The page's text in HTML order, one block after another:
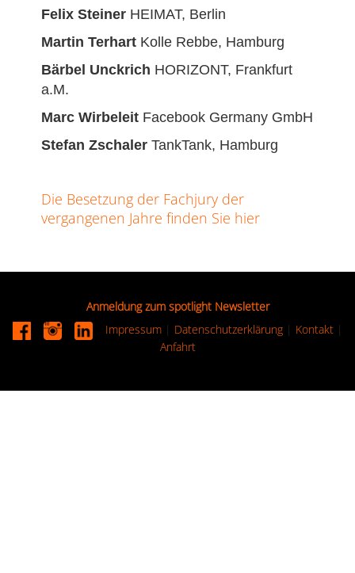
Felix Steiner HEIMAT, Berlin
Martin Terhart Kolle Rebbe, Hamburg
Bärbel Unckrich HORIZONT, Frankfurt
a.M.
Marc Wirbeleit Facebook Germany GmbH
Stefan Zschaler TankTank, Hamburg
Die Besetzung der Fachjury der
vergangenen Jahre finden Sie hier
Anmeldung zum spotlight Newsletter
Impressum| Datenschutzerklärung| Kontakt|
Anfahrt